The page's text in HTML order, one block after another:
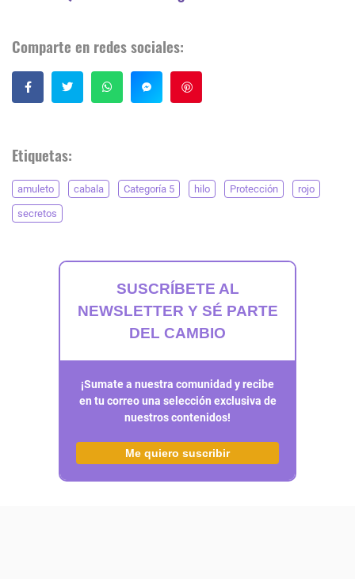
Comparte en redes sociales:
Etiquetas:
amuleto cabala Categoría 5 hilo Protección rojo
secretos
SUSCRÍBETE AL
NEWSLETTER Y SÉ PARTE
DEL CAMBIO
¡Sumate a nuestra comunidad y recibe
en tu correo una selección exclusiva de
nuestros contenidos!
Me quiero suscribir